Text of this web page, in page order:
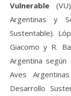
Vulnerable
Argentinas y
Sustentable).
Giacomo y R.
Argentina
Aves
Desarrollo